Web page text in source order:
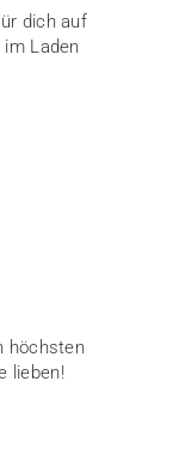
dich auf
Laden
höchsten
lieben!